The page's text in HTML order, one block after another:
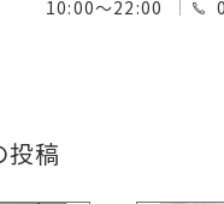
10:00～22:00
稿